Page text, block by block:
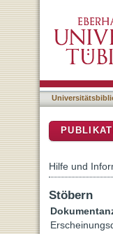
and
Hilfe und
Stöbern